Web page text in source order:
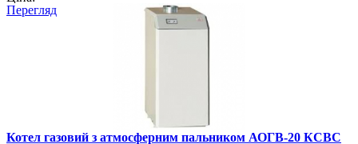
Перегляд
Котел газовий з атмосферним пальником АОГВ-20 КСВC